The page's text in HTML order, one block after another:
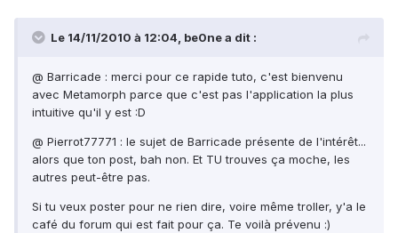
Le 14/11/2010 à 12:04, be0ne a dit :
@ Barricade : merci pour ce rapide tuto, c'est bienvenu
avec Metamorph parce que c'est pas l'application la plus
intuitive qu'il y est :D
@ Pierrot77771 : le sujet de Barricade présente de l'intérêt...
alors que ton post, bah non. Et TU trouves ça moche, les
autres peut-être pas.
Si tu veux poster pour ne rien dire, voire même troller, y'a le
café du forum qui est fait pour ça. Te voilà prévenu :)